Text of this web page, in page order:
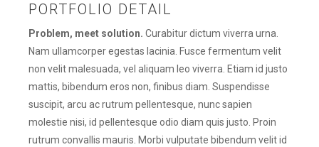
PORTFOLIO DETAIL
Problem, meet solution. Curabitur dictum viverra urna.
Nam ullamcorper egestas lacinia. Fusce fermentum velit
non velit malesuada, vel aliquam leo viverra. Etiam id justo
mattis, bibendum eros non, finibus diam. Suspendisse
suscipit, arcu ac rutrum pellentesque, nunc sapien
molestie nisi, id pellentesque odio diam quis justo. Proin
rutrum convallis mauris. Morbi vulputate bibendum velit id